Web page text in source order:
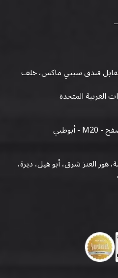
الراحة، مقابل فندق سيتي ماكس، خلف
هور العنز شرق، أبو هيل، ديرة،